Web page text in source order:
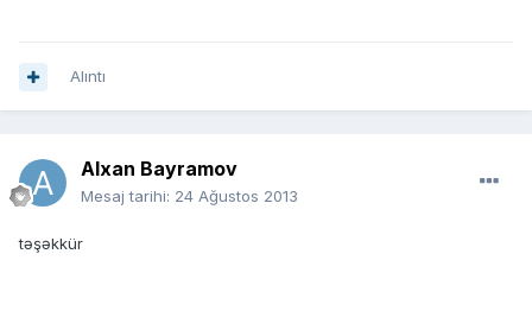
Alıntı
Alxan Bayramov
Mesaj tarihi: 24 Ağustos 2013
təşəkkür